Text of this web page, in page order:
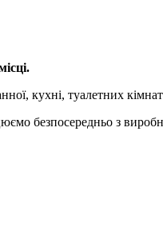
кухні, туалетних
безпосередньо з